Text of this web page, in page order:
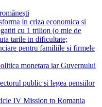
in criza economica si
cu 1 trilion (o mie de
tarile in dificultate;
pentru familiile si firmele
monetara iar Guvernului
public si legea pensiilor
IV Mission to Romania